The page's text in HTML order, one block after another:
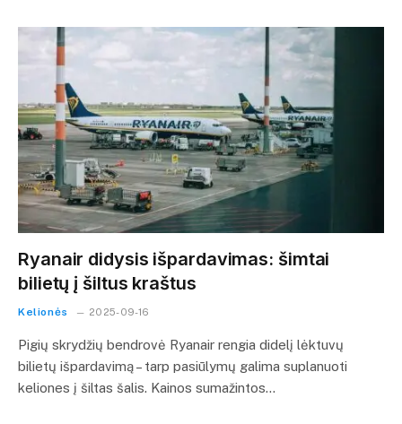
Ryanair didysis išpardavimas: šimtai
bilietų į šiltus kraštus
Kelionės 2025-09-16
Pigių skrydžių bendrovė Ryanair rengia didelį lėktuvų
bilietų išpardavimą – tarp pasiūlymų galima suplanuoti
keliones į šiltas šalis. Kainos sumažintos…